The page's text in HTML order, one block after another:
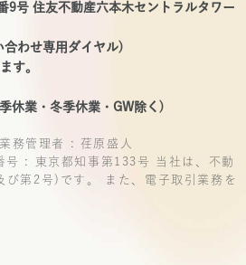
9号 住友不動産六本木セントラルタワー
わせ専用ダイヤル)
す。
休業・冬季休業・GW除く)
務管理者 : 荏原盛人
号 : 東京都知事第133号
当社は、不動
び第2号)です。
また、電子取引業務を